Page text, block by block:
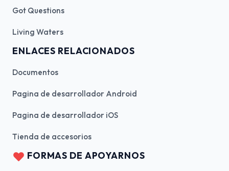
Got Questions
Living Waters
ENLACES RELACIONADOS
Documentos
Pagina de desarrollador Android
Pagina de desarrollador iOS
Tienda de accesorios
FORMAS DE APOYARNOS